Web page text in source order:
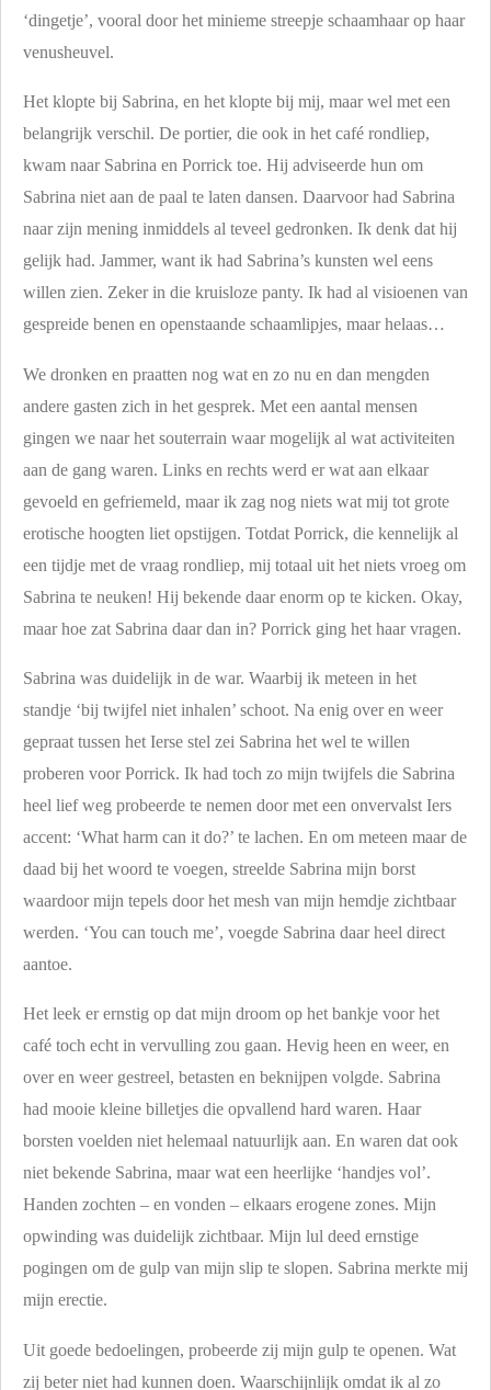
‘dingetje’, vooral door het minieme streepje schaamhaar op haar
venusheuvel.
Het klopte bij Sabrina, en het klopte bij mij, maar wel met een
belangrijk verschil. De portier, die ook in het café rondliep,
kwam naar Sabrina en Porrick toe. Hij adviseerde hun om
Sabrina niet aan de paal te laten dansen. Daarvoor had Sabrina
naar zijn mening inmiddels al teveel gedronken. Ik denk dat hij
gelijk had. Jammer, want ik had Sabrina’s kunsten wel eens
willen zien. Zeker in die kruisloze panty. Ik had al visioenen van
gespreide benen en openstaande schaamlipjes, maar helaas…
We dronken en praatten nog wat en zo nu en dan mengden
andere gasten zich in het gesprek. Met een aantal mensen
gingen we naar het souterrain waar mogelijk al wat activiteiten
aan de gang waren. Links en rechts werd er wat aan elkaar
gevoeld en gefriemeld, maar ik zag nog niets wat mij tot grote
erotische hoogten liet opstijgen. Totdat Porrick, die kennelijk al
een tijdje met de vraag rondliep, mij totaal uit het niets vroeg om
Sabrina te neuken! Hij bekende daar enorm op te kicken. Okay,
maar hoe zat Sabrina daar dan in? Porrick ging het haar vragen.
Sabrina was duidelijk in de war. Waarbij ik meteen in het
standje ‘bij twijfel niet inhalen’ schoot. Na enig over en weer
gepraat tussen het Ierse stel zei Sabrina het wel te willen
proberen voor Porrick. Ik had toch zo mijn twijfels die Sabrina
heel lief weg probeerde te nemen door met een onvervalst Iers
accent: ‘What harm can it do?’ te lachen. En om meteen maar de
daad bij het woord te voegen, streelde Sabrina mijn borst
waardoor mijn tepels door het mesh van mijn hemdje zichtbaar
werden. ‘You can touch me’, voegde Sabrina daar heel direct
aantoe.
Het leek er ernstig op dat mijn droom op het bankje voor het
café toch echt in vervulling zou gaan. Hevig heen en weer, en
over en weer gestreel, betasten en beknijpen volgde. Sabrina
had mooie kleine billetjes die opvallend hard waren. Haar
borsten voelden niet helemaal natuurlijk aan. En waren dat ook
niet bekende Sabrina, maar wat een heerlijke ‘handjes vol’.
Handen zochten – en vonden – elkaars erogene zones. Mijn
opwinding was duidelijk zichtbaar. Mijn lul deed ernstige
pogingen om de gulp van mijn slip te slopen. Sabrina merkte mij
mijn erectie.
Uit goede bedoelingen, probeerde zij mijn gulp te openen. Wat
zij beter niet had kunnen doen. Waarschijnlijk omdat ik al zo